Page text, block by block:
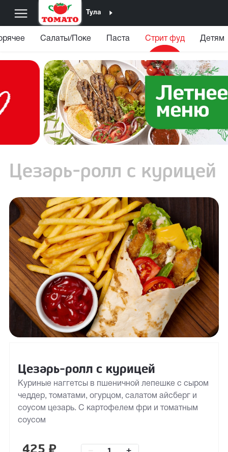
Тула
Салаты/Поке Паста Стрит фуд Детям
Цезарь-ролл с курицей
Цезарь-ролл с курицей
Куриные наггетсы в пшеничной лепешке с сыром
чеддер, томатами, огурцом, салатом айсберг и
соусом цезарь. С картофелем фри и томатным
соусом
425 ₽